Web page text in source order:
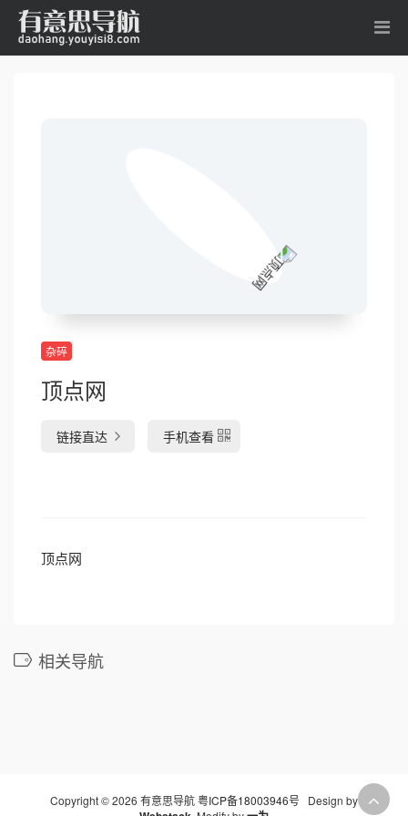
杂碎
顶点网
链接直达 手机查看
顶点网
相关导航
Copyright © 2026 有意思导航粤ICP备18003946号 Design by